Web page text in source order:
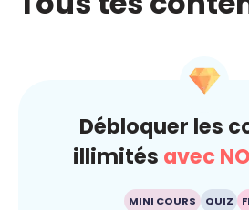
Débloquer les
illimités avec
MINI COURS QUIZ